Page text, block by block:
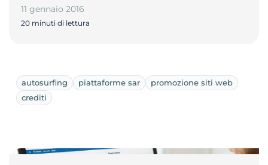
11 gennaio 2016
20 minuti di lettura
autosurfing piattaforme sar
promozione siti web
crediti